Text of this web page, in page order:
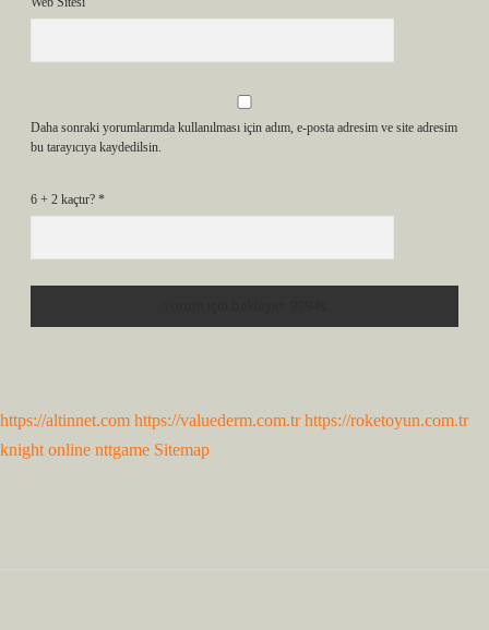
Daha sonraki yorumlarımda kullanılması için adım, e-posta adresim ve site adresim
bu tarayıcıya kaydedilsin.
6 + 2 kaçtır? *
https://altinnet.com https://valuederm.com.tr https://roketoyun.com.tr
knight online nttgame Sitemap